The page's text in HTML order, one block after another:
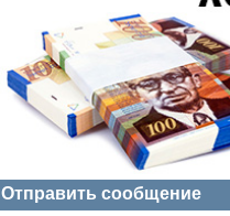
Отправить сообщение